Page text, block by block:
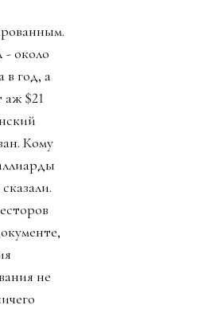
около
в год, а
$21
Кому
не